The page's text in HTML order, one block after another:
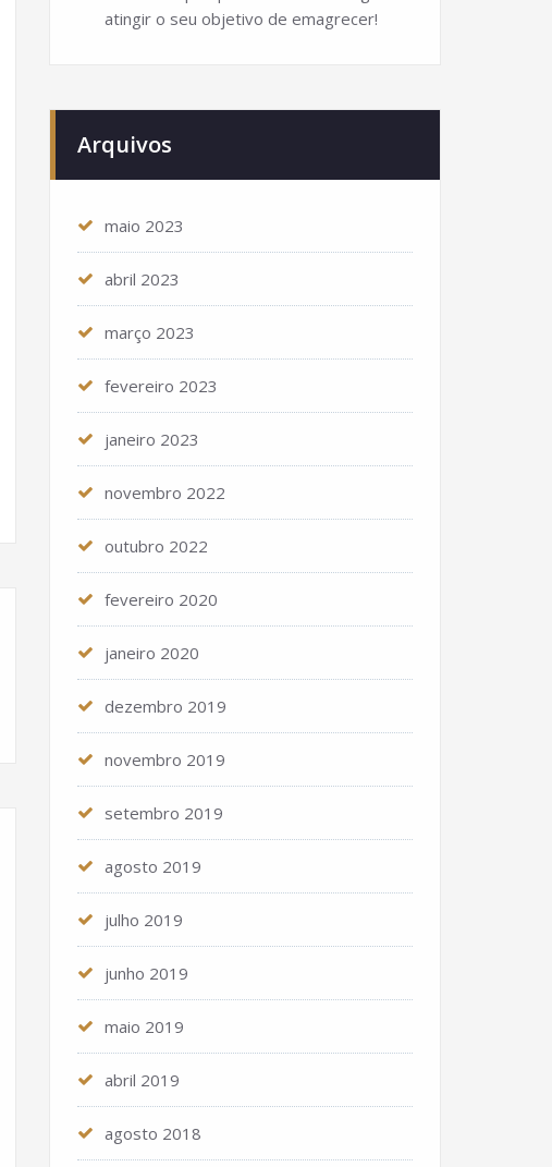
atingir o seu objetivo de emagrecer!
Arquivos
maio 2023
abril 2023
março 2023
fevereiro 2023
janeiro 2023
novembro 2022
outubro 2022
fevereiro 2020
janeiro 2020
dezembro 2019
novembro 2019
setembro 2019
agosto 2019
julho 2019
junho 2019
maio 2019
abril 2019
agosto 2018